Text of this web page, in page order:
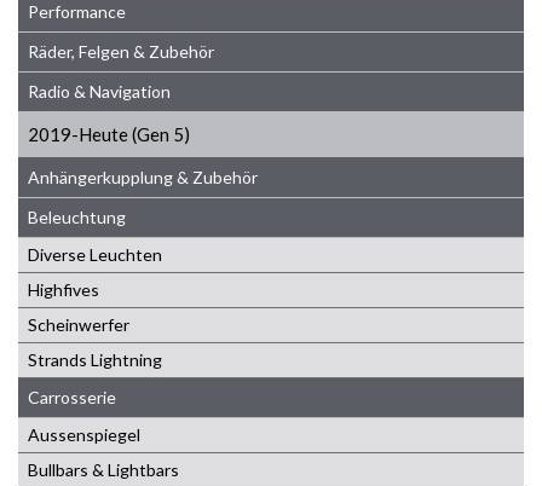
Performance
Räder, Felgen & Zubehör
Radio & Navigation
2019-Heute (Gen 5)
Anhängerkupplung & Zubehör
Beleuchtung
Diverse Leuchten
Highfives
Scheinwerfer
Strands Lightning
Carrosserie
Aussenspiegel
Bullbars & Lightbars